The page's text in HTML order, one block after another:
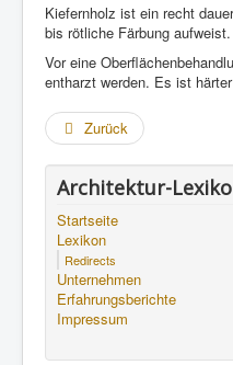
Kiefernholz ist ein recht
bis rötliche Färbung aufweist.
Vor eine
entharzt werden. Es ist
Zurück
Architektur-
Startseite
Lexikon
Redirects
Unternehmen
Erfahrungsberichte
Impressum